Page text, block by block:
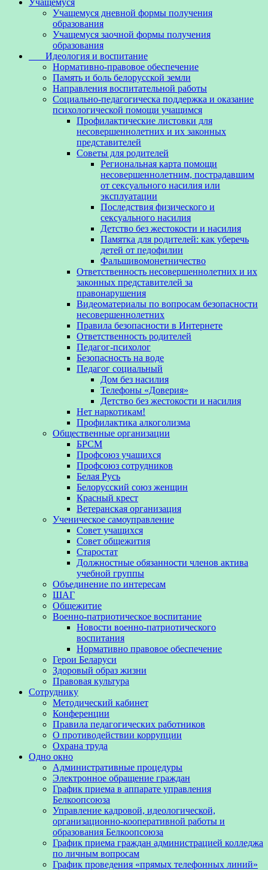
Учащемуся
Учащемуся дневной формы получения
образования
Учащемуся заочной формы получения
образования
Идеология и воспитание
Нормативно-правовое обеспечение
Память и боль белорусской земли
Направления воспитательной работы
Социально-педагогическа поддержка и оказание
психологической помощи учащимся
Профилактические листовки для
несовершеннолетних и их законных
представителей
Советы для родителей
Региональная карта помощи
несовершеннолетним, пострадавшим
от сексуального насилия или
эксплуатации
Последствия физического и
сексуального насилия
Детство без жестокости и насилия
Памятка для родителей: как уберечь
детей от педофилии
Фальшивомонетничество
Ответственность несовершеннолетних и их
законных представителей за
правонарушения
Видеоматериалы по вопросам безопасности
несовершеннолетних
Правила безопасности в Интернете
Ответственность родителей
Педагог-психолог
Безопасность на воде
Педагог социальный
Дом без насилия
Телефоны «Доверия»
Детство без жестокости и насилия
Нет наркотикам!
Профилактика алкоголизма
Общественные организации
БРСМ
Профсоюз учащихся
Профсоюз сотрудников
Белая Русь
Белорусский союз женщин
Красный крест
Ветеранская организация
Ученическое самоуправление
Совет учащихся
Совет общежития
Старостат
Должностные обязанности членов актива
учебной группы
Объединение по интересам
ШАГ
Общежитие
Военно-патриотическое воспитание
Новости военно-патриотического
воспитания
Нормативно правовое обеспечение
Герои Беларуси
Здоровый образ жизни
Правовая культура
Сотруднику
Методический кабинет
Конференции
Правила педагогических работников
О противодействии коррупции
Охрана труда
Одно окно
Административные процедуры
Электронное обращение граждан
График приема в аппарате управления
Белкоопсоюза
Управление кадровой, идеологической,
организационно-кооперативной работы и
образования Белкоопсоюза
График приема граждан администрацией колледжа
по личным вопросам
График проведения «прямых телефонных линий»